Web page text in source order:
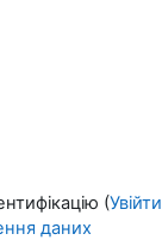
(Увійти
даних